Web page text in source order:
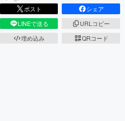
まちづくり・地域活性化
ポスト
シェア
LINEで送る
URLコピー
埋め込み
QRコード